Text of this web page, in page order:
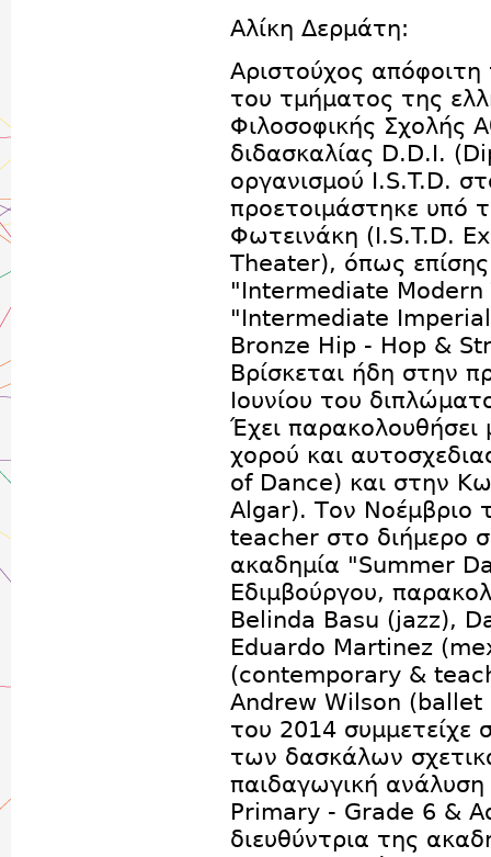
Αλίκη Δερμάτη:
Αριστούχος
του τμήματος της
Φιλοσοφικής Σχολής
διδασκαλίας D.D.I.
οργανισμού I.S.T.D.
προετοιμάστηκε υπό
Φωτεινάκη (I.S.T.D.
Theater), όπως
"Intermediate
"Intermediate
Bronze Hip - Hop &
Βρίσκεται ήδη στην
Ιουνίου του
Έχει
χορού και
of Dance) και στην
Algar). Τον Νοέμβριο
teacher στο διήμερο
ακαδημία "Summer
Εδιμβούργου,
Belinda Basu (jazz),
Eduardo Martinez
(contemporary &
Andrew Wilson
του 2014 συμμετείχε
των δασκάλων
παιδαγωγική
Primary - Grade 6 &
διευθύντρια της